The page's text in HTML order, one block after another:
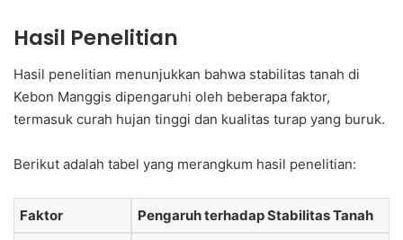
Hasil Penelitian
Hasil penelitian menunjukkan bahwa stabilitas tanah di
Kebon Manggis dipengaruhi oleh beberapa faktor,
termasuk curah hujan tinggi dan kualitas turap yang buruk.
Berikut adalah tabel yang merangkum hasil penelitian:
Faktor Pengaruh terhadap Stabilitas Tanah